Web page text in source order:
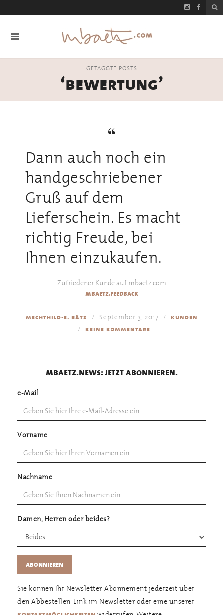
GETAGGTE POSTS
‘bewertung’
Dann auch noch ein
handgeschriebener
Gruß auf dem
Lieferschein. Es macht
richtig Freude, bei
Ihnen einzukaufen.
Zufriedener Kunde auf mbaetz.com
mbaetz.feedback
mechthild-e. bätz September 3, 2017
kunden
keine kommentare
mbaetz.news: jetzt abonnieren.
e-Mail
Vorname
Nachname
Damen, Herren oder beides?
Sie können Ihr Newsletter-Abonnement jederzeit über
den Abbestellen-Link im Newsletter oder eine unserer